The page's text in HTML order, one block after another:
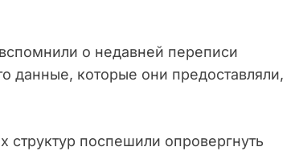
о недавней переписи
данные, которые они предоставляли,
структур поспешили опровергнуть